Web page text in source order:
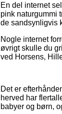
En del internet
pink naturgummi
de sandsynligvis
Nogle internet
øvrigt skulle du
ved Horsens,
Det er
herved har
babyer og børn,